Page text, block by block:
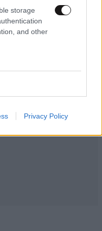
storage
and other
Privacy Policy